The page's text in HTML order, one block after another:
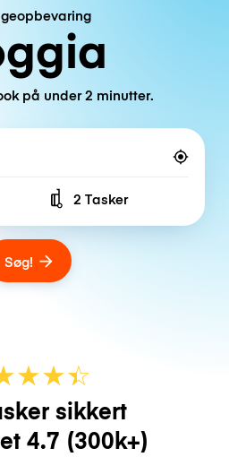
på under 2 minutter.
Number of bags
2 Tasker
Søg!
★★☆
★
sikkert
4.7 (300k+)